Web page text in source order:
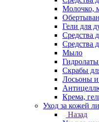
Молочко,
Гели для
Средства
Средства
Мыло
Скрабы
Лосьоны
Крема,
Уход за кожей
Назад